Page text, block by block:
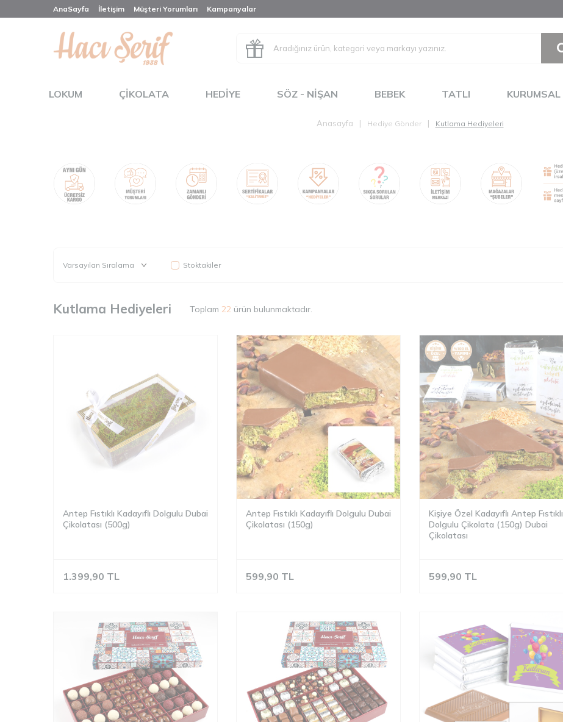
AnaSayfa İletişim Müşteri Yorumları Kampanyalar
LOKUM ÇIKOLATA HEDIYE SÖZ - NIŞAN BEBEK TATLI KURUMSAL
Anasayfa | Hediye Gönder | Kutlama Hediyeleri
Stoktakiler
Kutlama Hediyeleri Toplam 22 ürün bulunmaktadır.
Antep Fıstıklı Kadayıflı Dolgulu Dubai
Çikolatası (500g)
1.399,90 TL
Antep Fıstıklı Kadayıflı Dolgulu Dubai
Çikolatası (150g)
599,90 TL
Kişiye Özel Kadayıflı Antep Fıstıklı
Dolgulu Çikolata (150g) Dubai
Çikolatası
599,90 TL